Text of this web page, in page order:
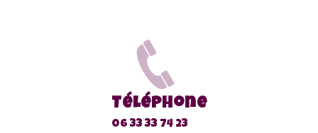
Téléphone
06 33 33 74 23